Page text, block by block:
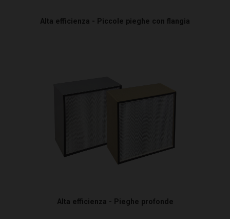
Alta efficienza - Piccole pieghe con flangia
Alta efficienza - Pieghe profonde